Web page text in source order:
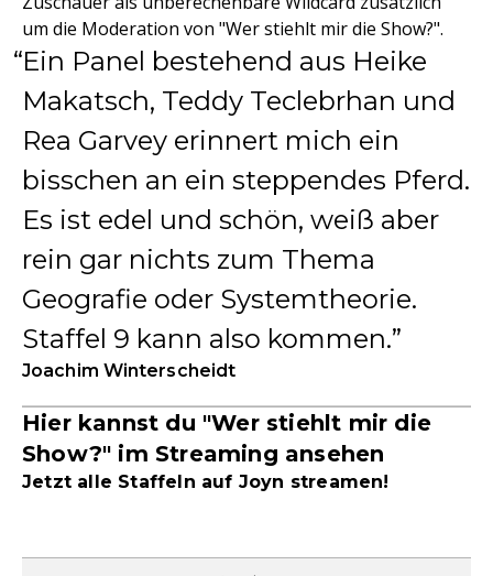
um die Moderation von "Wer stiehlt mir die Show?".
Ein Panel bestehend aus Heike
Makatsch, Teddy Teclebrhan und
Rea Garvey erinnert mich ein
bisschen an ein steppendes Pferd.
Es ist edel und schön, weiß aber
rein gar nichts zum Thema
Geografie oder Systemtheorie.
Staffel 9 kann also kommen.
Joachim Winterscheidt
Hier kannst du "Wer stiehlt mir die
Show?" im Streaming ansehen
Jetzt alle Staffeln auf Joyn streamen!